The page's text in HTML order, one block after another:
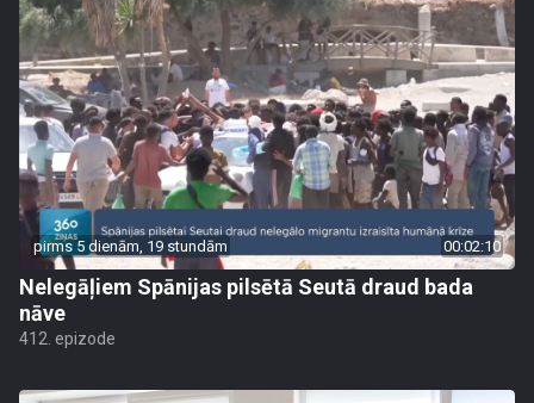
pirms 5 dienām, 19 stundām 00:02:10
Nelegāļiem Spānijas pilsētā Seutā draud bada
nāve
412. epizode